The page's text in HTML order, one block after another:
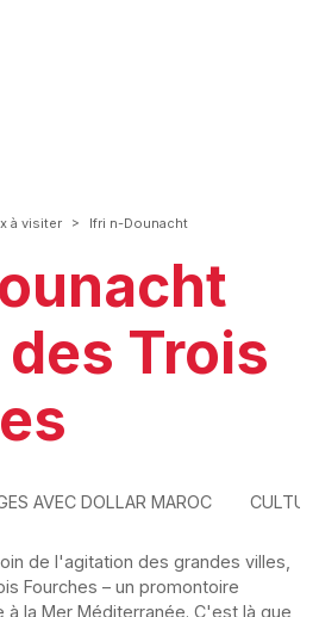
à visiter > Ifri n-Dounacht
des Trois
AVEC DOLLAR MAROC
de l'agitation des grandes villes,
Fourches – un promontoire
la Mer Méditerranée. C'est là que